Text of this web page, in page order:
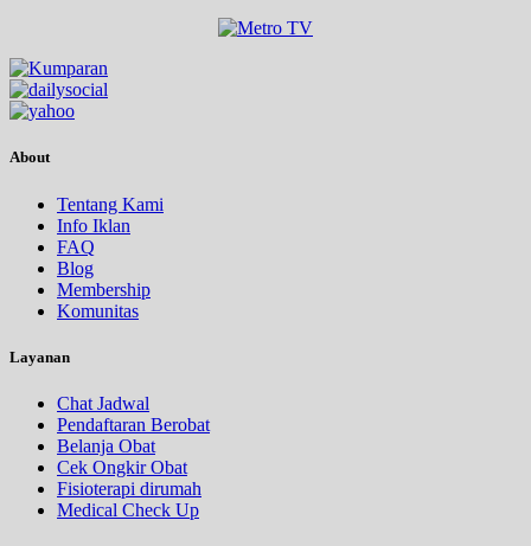
About
Tentang Kami
Info Iklan
FAQ
Blog
Membership
Komunitas
Layanan
Chat Jadwal
Pendaftaran Berobat
Belanja Obat
Cek Ongkir Obat
Fisioterapi dirumah
Medical Check Up